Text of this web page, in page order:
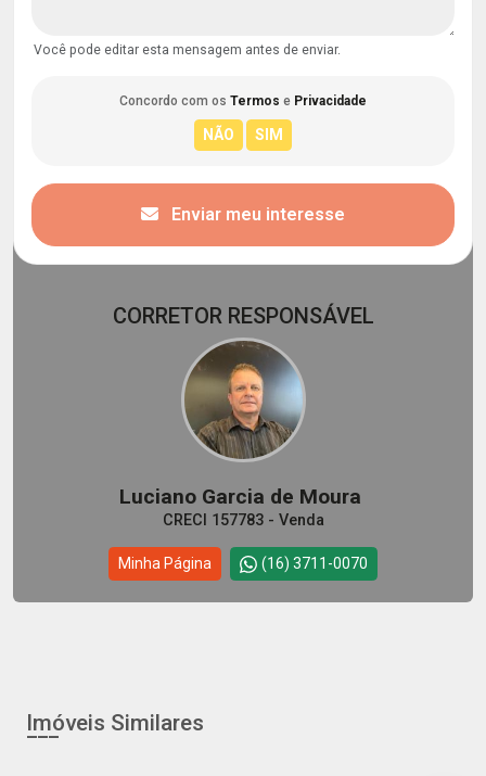
Você pode editar esta mensagem antes de enviar.
Concordo com os Termos e Privacidade
Enviar meu interesse
CORRETOR RESPONSÁVEL
Luciano Garcia de Moura
CRECI 157783 - Venda
Minha Página (16) 3711-0070
Imóveis Similares